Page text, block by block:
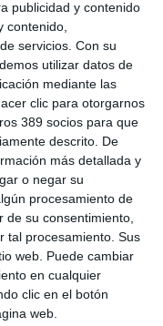
publicidad y contenido
contenido,
servicios. Con su
utilizar datos de
mediante las
clic para otorgarnos
389 socios para que
descrito. De
más detallada y
o negar su
procesamiento de
de su consentimiento,
tal procesamiento. Sus
web. Puede cambiar
en cualquier
clic en el botón
web.
y dirigido al público
sobre la labor que
y contará con la
asociadas.
Internacional de Teatro
completar la Ley
9% hasta los 2.800
el ahorro de las